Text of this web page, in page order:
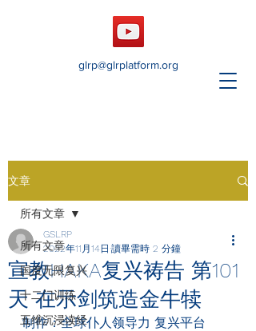
glrp@glrplatform.org
文章
所有文章
国度无限复兴
十二门训练
五维沉浸读经
所有文章
宣教HAKA复兴祷告 第101
天 在示剑筑造金牛犊
GSLRP
2022年11月14日 讀畢需時 2 分鐘
制作：全球仆人领导力 复兴平台